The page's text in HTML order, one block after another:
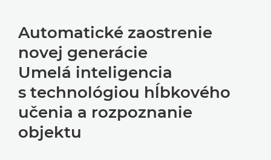
Automatické zaostrenie
novej generácie
Umelá inteligencia
s technológiou hĺbkového
učenia a rozpoznanie
objektu